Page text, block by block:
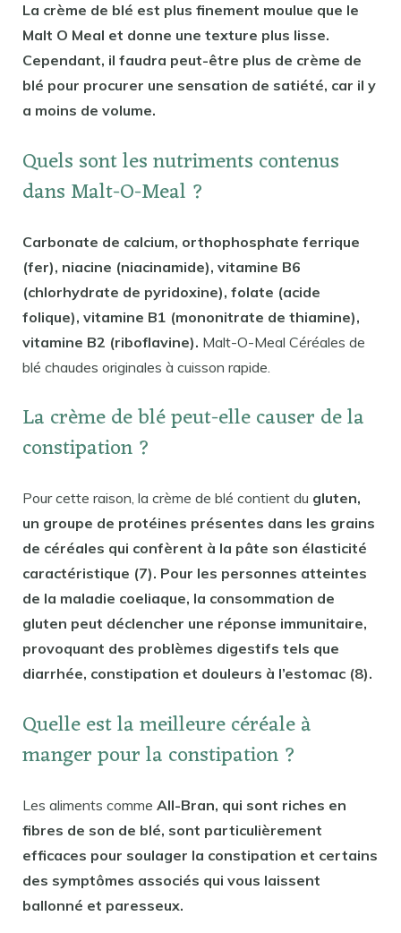
La crème de blé est plus finement moulue que le
Malt O Meal et donne une texture plus lisse.
Cependant, il faudra peut-être plus de crème de
blé pour procurer une sensation de satiété, car il y
a moins de volume.
Quels sont les nutriments contenus
dans Malt-O-Meal ?
Carbonate de calcium, orthophosphate ferrique
(fer), niacine (niacinamide), vitamine B6
(chlorhydrate de pyridoxine), folate (acide
folique), vitamine B1 (mononitrate de thiamine),
vitamine B2 (riboflavine). Malt-O-Meal Céréales de
blé chaudes originales à cuisson rapide.
La crème de blé peut-elle causer de la
constipation ?
Pour cette raison, la crème de blé contient du gluten,
un groupe de protéines présentes dans les grains
de céréales qui confèrent à la pâte son élasticité
caractéristique (7). Pour les personnes atteintes
de la maladie coeliaque, la consommation de
gluten peut déclencher une réponse immunitaire,
provoquant des problèmes digestifs tels que
diarrhée, constipation et douleurs à l’estomac (8).
Quelle est la meilleure céréale à
manger pour la constipation ?
Les aliments comme All-Bran, qui sont riches en
fibres de son de blé, sont particulièrement
efficaces pour soulager la constipation et certains
des symptômes associés qui vous laissent
ballonné et paresseux.